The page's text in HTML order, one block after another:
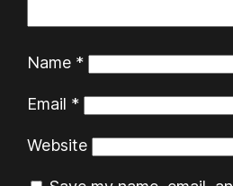
Name *
Email *
Website